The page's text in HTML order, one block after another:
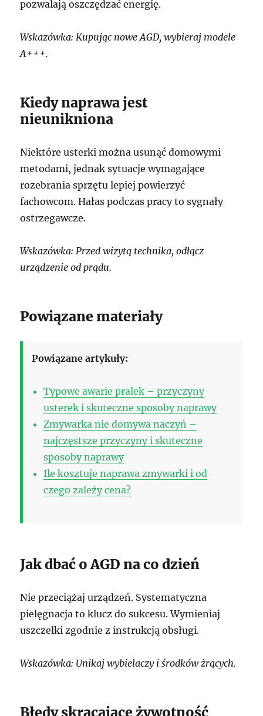
pozwalają oszczędzać energię.
Wskazówka: Kupując nowe AGD, wybieraj modele
A+++.
Kiedy naprawa jest
nieunikniona
Niektóre usterki można usunąć domowymi
metodami, jednak sytuacje wymagające
rozebrania sprzętu lepiej powierzyć
fachowcom. Hałas podczas pracy to sygnały
ostrzegawcze.
Wskazówka: Przed wizytą technika, odłącz
urządzenie od prądu.
Powiązane materiały
Powiązane artykuły:
Typowe awarie pralek – przyczyny
usterek i skuteczne sposoby naprawy
Zmywarka nie domywa naczyń –
najczęstsze przyczyny i skuteczne
sposoby naprawy
Ile kosztuje naprawa zmywarki i od
czego zależy cena?
Jak dbać o AGD na co dzień
Nie przeciążaj urządzeń. Systematyczna
pielęgnacja to klucz do sukcesu. Wymieniaj
uszczelki zgodnie z instrukcją obsługi.
Wskazówka: Unikaj wybielaczy i środków żrących.
Błędy skracające żywotność